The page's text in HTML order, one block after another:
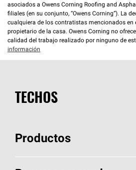
asociados a Owens Corning Roofing and
filiales (en su conjunto, “Owens Corning”). La
cualquiera de los contratistas mencionados en
propietario de la casa. Owens Corning no
calidad del trabajo realizado por ninguno de
información
TECHOS
Productos